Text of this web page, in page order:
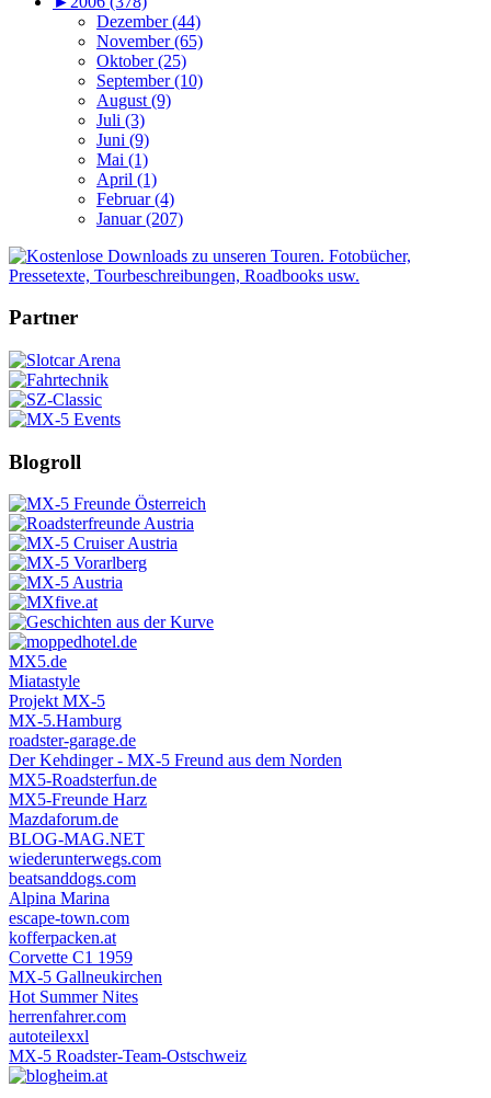
Dezember (44)
November (65)
Oktober (25)
September (10)
August (9)
Juli (3)
Juni (9)
Mai (1)
April (1)
Februar (4)
Januar (207)
Partner
Blogroll
MX5.de
Miatastyle
Projekt MX-5
MX-5.Hamburg
roadster-garage.de
Der Kehdinger - MX-5 Freund aus dem Norden
MX5-Roadsterfun.de
MX5-Freunde Harz
Mazdaforum.de
BLOG-MAG.NET
wiederunterwegs.com
beatsanddogs.com
Alpina Marina
escape-town.com
kofferpacken.at
Corvette C1 1959
MX-5 Gallneukirchen
Hot Summer Nites
herrenfahrer.com
autoteilexxl
MX-5 Roadster-Team-Ostschweiz